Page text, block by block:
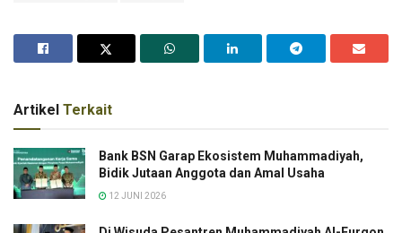
Artikel Terkait
Bank BSN Garap Ekosistem Muhammadiyah,
Bidik Jutaan Anggota dan Amal Usaha
12 JUNI 2026